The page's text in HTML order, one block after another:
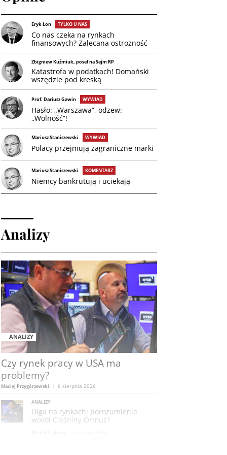
Eryk Łon TYLKO U NAS
Co nas czeka na rynkach
finansowych? Zalecana ostrożność
Zbigniew Kuźmiuk, poseł na Sejm RP
Katastrofa w podatkach! Domański
wszędzie pod kreską
Prof. Dariusz Gawin WYWIAD
Hasło: „Warszawa”, odzew:
„Wolność”!
Mariusz Staniszewski WYWIAD
Polacy przejmują zagraniczne marki
Mariusz Staniszewski KOMENTARZ
Niemcy bankrutują i uciekają
Analizy
ANALIZY
Czy rynek pracy w USA ma
problemy?
Maciej Przygórzewski 6 sierpnia 2026
ANALIZY
Ulga na rynkach: porozumienie
wokół Cieśniny Ormuz?